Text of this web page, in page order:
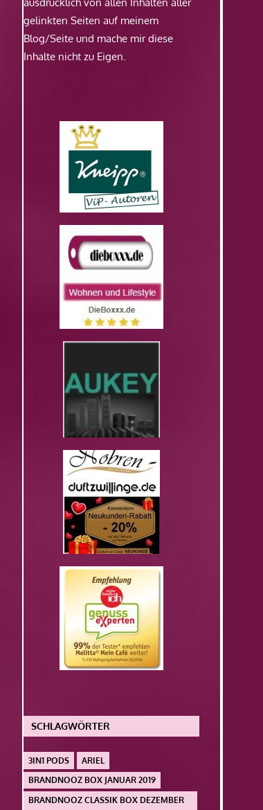
gelinkten Seiten auf meinem
Blog/Seite und mache mir diese
Inhalte nicht zu Eigen.
SCHLAGWÖRTER
3IN1 PODS
ARIEL
BRANDNOOZ BOX JANUAR 2019
BRANDNOOZ CLASSIK BOX DEZEMBER